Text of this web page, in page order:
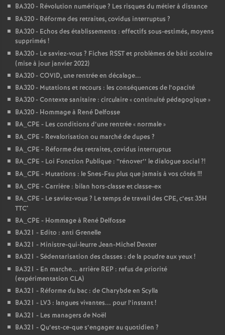
BA320 - Révolution numérique? Les risques du métier à distance
BA320 - Réforme des retraites, covidus interruptus ?
BA320 - Echos des établissements : effectifs sous-estimés, moyens
supprimés !
BA320 - Le saviez-vous ? Fiches RSST et problèmes de bâti scolaire
(mise à jour janvier 2022)
BA320 - COVID, une rentrée en décalage...
BA320 - Mutations et recours : les conséquences de l’opacité
BA320 - Contexte sanitaire : circulaire «continuité pédagogique»
BA320 - Hommage à René Delfosse
BA_CPE - Les conditions d’une rentrée « normale»
BA_CPE - Revalorisation ou marché de dupes ?
BA_CPE - Réforme des retraites, covidus interruptus
BA_CPE - Loi Fonction Publique : ‘‘rénover’’ le dialogue social?!
BA_CPE - Mutations : le Snes-Fsu plus que jamais à vos côtés !!!
BA_CPE - Carrière : bilan hors-classe et classe-ex
BA_CPE - Le saviez-vous ? Le temps de travail des CPE, c’est 35H
TTC*
BA_CPE - Hommage à René Delfosse
BA321 - Edito : anti Grenelle
BA321 - Ministre-qui-leurre Jean-Michel Dexter
BA321 - Sédentarisation des classes : de la poudre aux yeux!
BA321 - En marche... arrière REP : refus de priorité
(expérimentation CLA)
BA321 - Réforme du bac : de Charybde en Scylla
BA321 - LV3 : langues vivantes... pour l’instant!
BA321 - Les managers de Noël
BA321 - Qu’est-ce-que s’engager au quotidien ?